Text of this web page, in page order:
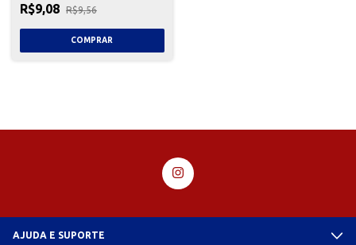
R$9,08 R$9,56
AJUDA E SUPORTE